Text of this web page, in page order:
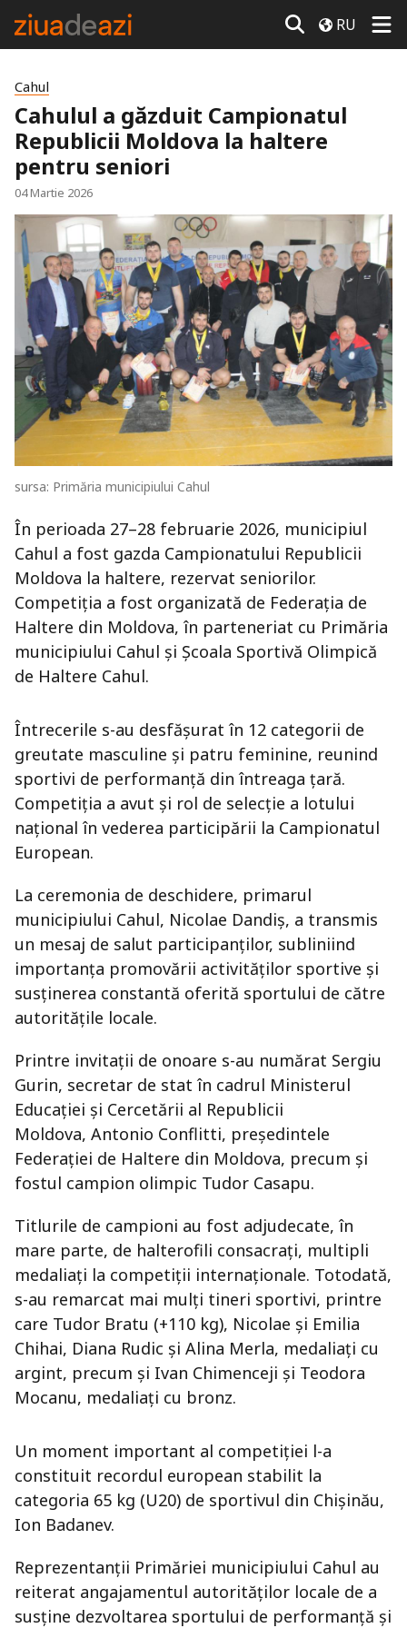
RU
Cahul
Cahulul a găzduit Campionatul
Republicii Moldova la haltere
pentru seniori
04 Martie 2026
sursa: Primăria municipiului Cahul
În perioada 27–28 februarie 2026, municipiul
Cahul a fost gazda Campionatului Republicii
Moldova la haltere, rezervat seniorilor.
Competiția a fost organizată de Federația de
Haltere din Moldova, în parteneriat cu Primăria
municipiului Cahul și Școala Sportivă Olimpică
de Haltere Cahul.
Întrecerile s-au desfășurat în 12 categorii de
greutate masculine și patru feminine, reunind
sportivi de performanță din întreaga țară.
Competiția a avut și rol de selecție a lotului
național în vederea participării la Campionatul
European.
La ceremonia de deschidere, primarul
municipiului Cahul, Nicolae Dandiș, a transmis
un mesaj de salut participanților, subliniind
importanța promovării activităților sportive și
susținerea constantă oferită sportului de către
autoritățile locale.
Printre invitații de onoare s-au numărat Sergiu
Gurin, secretar de stat în cadrul Ministerul
Educației și Cercetării al Republicii
Moldova, Antonio Conflitti, președintele
Federației de Haltere din Moldova, precum și
fostul campion olimpic Tudor Casapu.
Titlurile de campioni au fost adjudecate, în
mare parte, de halterofili consacrați, multipli
medaliați la competiții internaționale. Totodată,
s-au remarcat mai mulți tineri sportivi, printre
care Tudor Bratu (+110 kg), Nicolae și Emilia
Chihai, Diana Rudic și Alina Merla, medaliați cu
argint, precum și Ivan Chimenceji și Teodora
Mocanu, medaliați cu bronz.
Un moment important al competiției l-a
constituit recordul european stabilit la
categoria 65 kg (U20) de sportivul din Chișinău,
Ion Badanev.
Reprezentanții Primăriei municipiului Cahul au
reiterat angajamentul autorităților locale de a
susține dezvoltarea sportului de performanță și